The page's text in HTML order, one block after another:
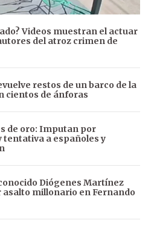
Videos muestran el actuar
del atroz crimen de
restos de un barco de la
cientos de ánforas
de oro: Imputan por
tentativa a españoles y
Diógenes Martínez
asalto millonario en Fernando